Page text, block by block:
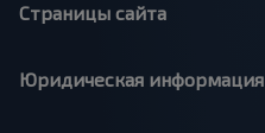
Страницы сайта
Юридическая информация